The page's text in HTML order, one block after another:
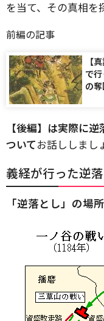
を当て、その真相を
前編の記事
【
で
の
【後編】は実際に
ついてお話ししまし
義経が行った逆
「逆落とし」の場